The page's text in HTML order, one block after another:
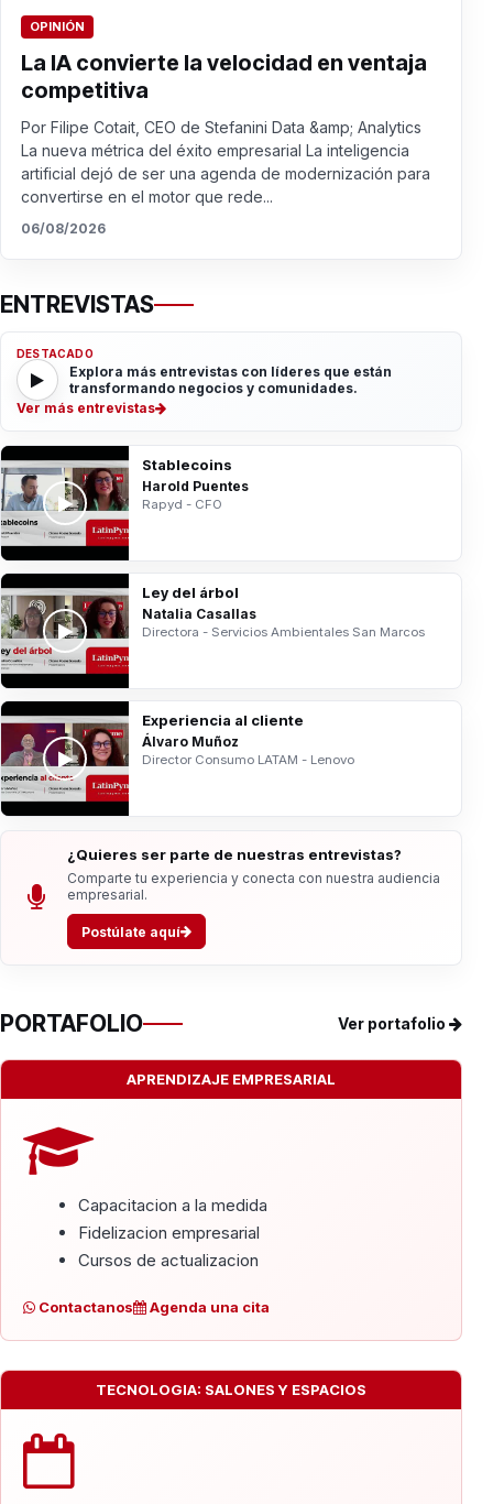
OPINIÓN
La IA convierte la velocidad en ventaja
competitiva
Por Filipe Cotait, CEO de Stefanini Data &amp; Analytics
La nueva métrica del éxito empresarial La inteligencia
artificial dejó de ser una agenda de modernización para
convertirse en el motor que rede...
06/08/2026
ENTREVISTAS
DESTACADO
Explora más entrevistas con líderes que están
transformando negocios y comunidades.
Ver más entrevistas
Stablecoins
Harold Puentes
Rapyd - CFO
Ley del árbol
Natalia Casallas
Directora - Servicios Ambientales San Marcos
Experiencia al cliente
Álvaro Muñoz
Director Consumo LATAM - Lenovo
¿Quieres ser parte de nuestras entrevistas?
Comparte tu experiencia y conecta con nuestra audiencia
empresarial.
Postúlate aquí
PORTAFOLIO Ver portafolio
APRENDIZAJE EMPRESARIAL
Capacitacion a la medida
Fidelizacion empresarial
Cursos de actualizacion
Contactanos Agenda una cita
TECNOLOGIA: SALONES Y ESPACIOS